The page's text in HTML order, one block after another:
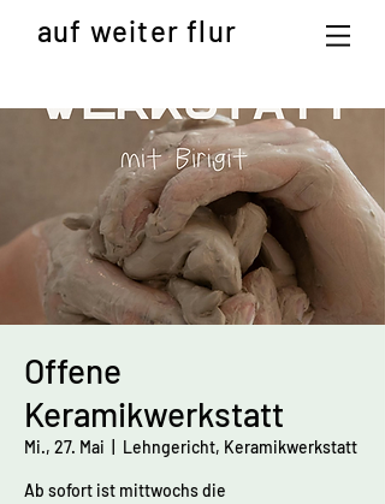
auf weiter flur
Offene
Keramikwerkstatt
Mi., 27. Mai Lehngericht, Keramikwerkstatt
Ab sofort ist mittwochs die